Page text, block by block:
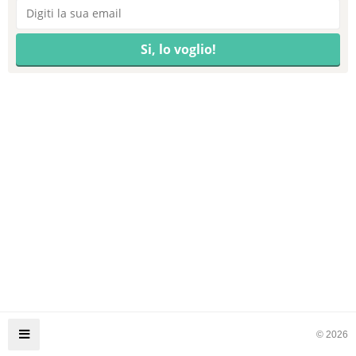
© 2026